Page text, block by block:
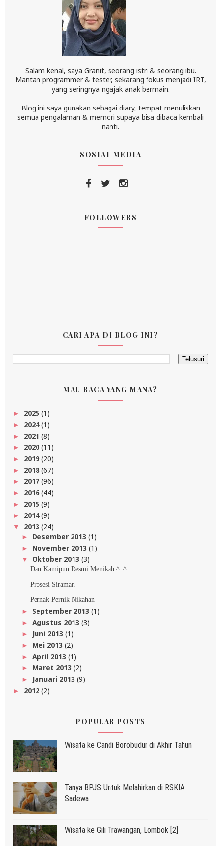
Salam kenal, saya Granit, seorang istri & seorang ibu.
Mantan programmer & tester, sekarang fokus menjadi IRT,
yang seringnya ngajak anak bermain.
Blog ini saya gunakan sebagai diary, tempat menuliskan
semua pengalaman & memori supaya bisa dibaca kembali
nanti.
SOSIAL MEDIA
FOLLOWERS
CARI APA DI BLOG INI?
MAU BACA YANG MANA?
► 2025 (1)
► 2024(1)
► 2021 (8)
► 2020 (11)
► 2019(20)
► 2018 (67)
► 2017 (96)
► 2016(44)
► 2015 (9)
► 2014(9)
▼ 2013 (24)
► Desember 2013 (1)
► November 2013 (1)
▼ Oktober 2013 (3)
Dan Kamipun Resmi Menikah ^_^
Prosesi Siraman
Pernak Pernik Nikahan
► September 2013 (1)
► Agustus 2013 (3)
► Juni 2013 (1)
► Mei 2013 (2)
► April 2013 (1)
► Maret 2013 (2)
► Januari 2013 (9)
► 2012 (2)
POPULAR POSTS
Wisata ke Candi Borobudur di Akhir Tahun
Tanya BPJS Untuk Melahirkan di RSKIA
Sadewa
Wisata ke Gili Trawangan, Lombok [2]